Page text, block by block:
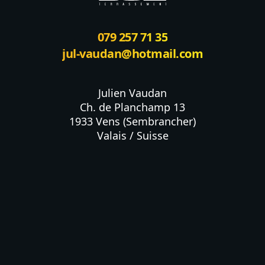
079 257 71 35
jul-vaudan@hotmail.com
Julien Vaudan
Ch. de Planchamp 13
1933 Vens (Sembrancher)
Valais / Suisse